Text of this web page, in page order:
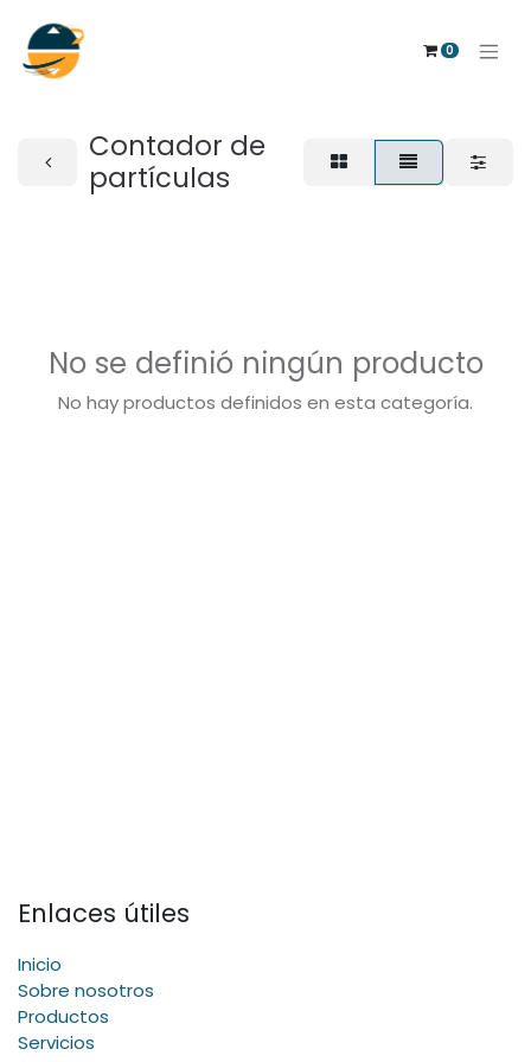
0
Contador de
partículas
No se definió ningún producto
No hay productos definidos en esta categoría.
Enlaces útiles
Inicio
Sobre nosotros
Productos
Servicios